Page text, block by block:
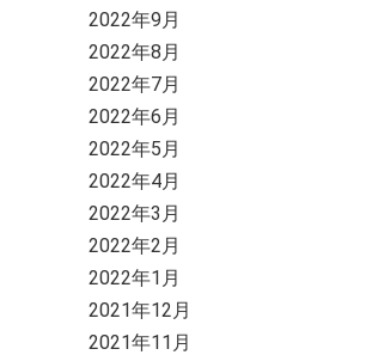
2022年9月
2022年8月
2022年7月
2022年6月
2022年5月
2022年4月
2022年3月
2022年2月
2022年1月
2021年12月
2021年11月